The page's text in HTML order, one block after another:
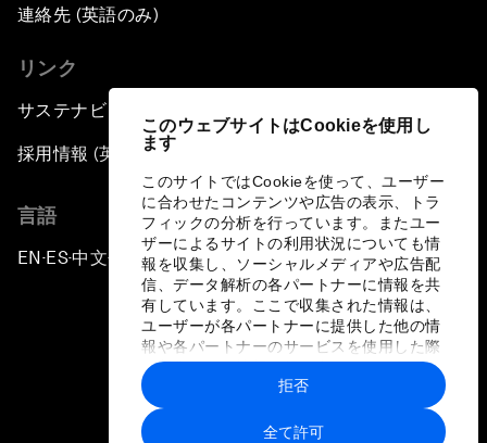
このウェブサイトはCookieを使用し
ます
このサイトではCookieを使って、ユーザー
に合わせたコンテンツや広告の表示、トラ
フィックの分析を行っています。またユー
ザーによるサイトの利用状況についても情
報を収集し、ソーシャルメディアや広告配
信、データ解析の各パートナーに情報を共
有しています。ここで収集された情報は、
ユーザーが各パートナーに提供した他の情
報や各パートナーのサービスを使用した際
に収集された情報と組み合わされ、各パー
トナーによって使用されることがありま
す。
全て許可
拒否
連絡先 (英語のみ)
リンク
サステナビリティへの取り組み
採用情報 (英語のみ)
言語
EN ▪ES▪中文▪ 日本語
プライバシーポリシーと利用規約